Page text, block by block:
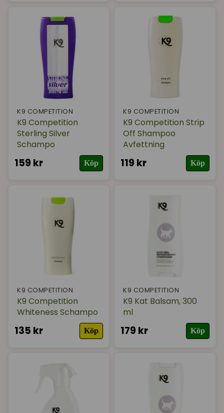
K9 COMPETITION
K9 Competition
Sterling Silver
Schampo
159 kr Köp
K9 COMPETITION
K9 Competition Strip
Off Shampoo
Avfettning
119 kr Köp
K9 COMPETITION
K9 Competition
Whiteness Schampo
135 kr Köp
K9 COMPETITION
K9 Kat Balsam, 300
ml
179 kr Köp